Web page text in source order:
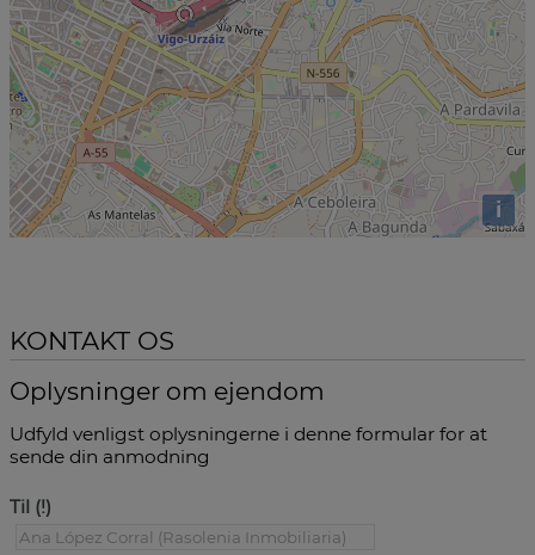
i
KONTAKT OS
Oplysninger om ejendom
Udfyld venligst oplysningerne i denne formular for at
sende din anmodning
Til